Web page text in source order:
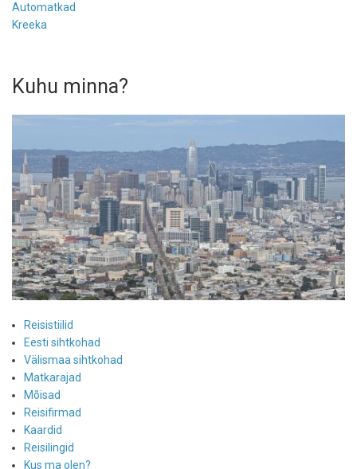
Automatkad
Kreeka
Kuhu minna?
Reisistiilid
Eesti sihtkohad
Välismaa sihtkohad
Matkarajad
Mõisad
Reisifirmad
Kaardid
Reisilingid
Kus ma olen?